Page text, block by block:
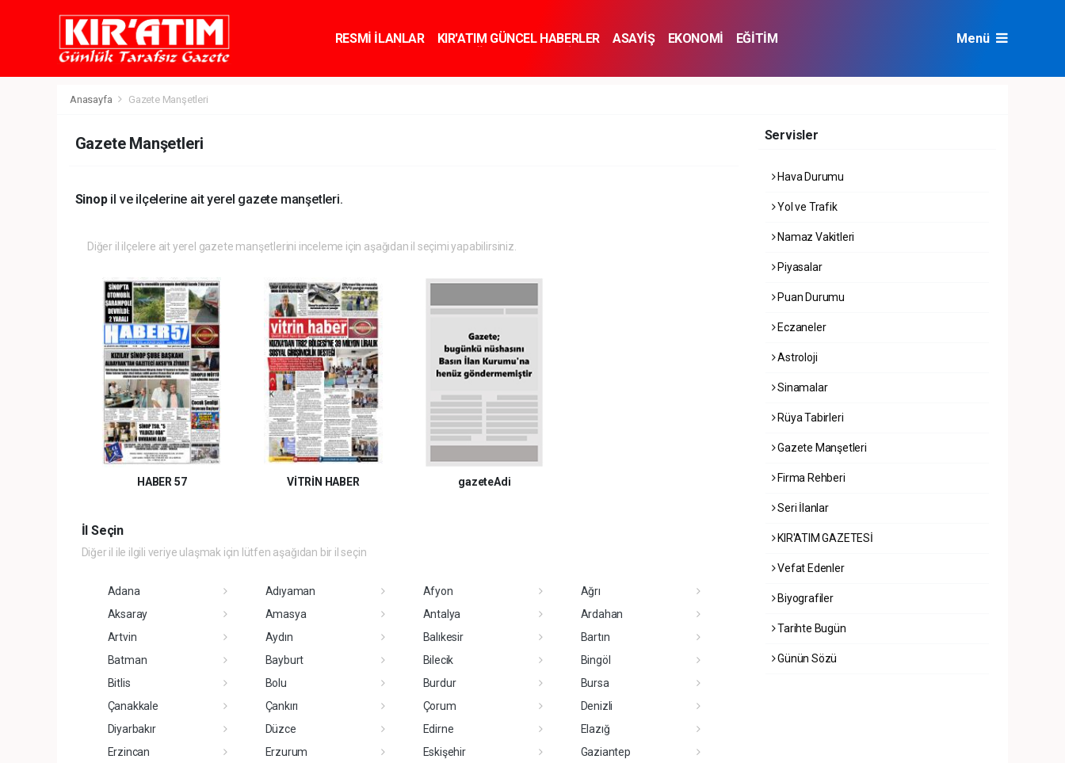
RESMİ İLANLAR KIR'ATIM GÜNCEL HABERLER ASAYİŞ EKONOMİ
EĞİTİM
Menü
Anasayfa Gazete Manşetleri
Gazete Manşetleri
Sinopil ve ilçelerine ait yerel gazete manşetleri.
Diğer il ilçelere ait yerel gazete manşetlerini inceleme için aşağıdan il seçimi yapabilirsiniz.
HABER 57 VİTRİN HABER gazeteAdi
İl Seçin
Diğer il ile ilgili veriye ulaşmak için lütfen aşağıdan bir il seçin
Adana Adıyaman Afyon
Ağrı
Aksaray
Amasya Antalya
Ardahan
Artvin
Aydın Balıkesir
Bartın
Batman
Bayburt Bilecik
Bingöl
Bitlis
Bolu Burdur
Bursa
Çanakkale
Çankırı Çorum
Denizli
Diyarbakır
Düzce Edirne
Elazığ
Erzincan
Erzurum Eskişehir
Gaziantep
Servisler
Hava Durumu
Yol ve Trafik
Namaz Vakitleri
Piyasalar
Puan Durumu
Eczaneler
Astroloji
Sinamalar
Rüya Tabirleri
Gazete Manşetleri
Firma Rehberi
Seri İlanlar
KIR'ATIM GAZETESİ
Vefat Edenler
Biyografiler
Tarihte Bugün
Günün Sözü